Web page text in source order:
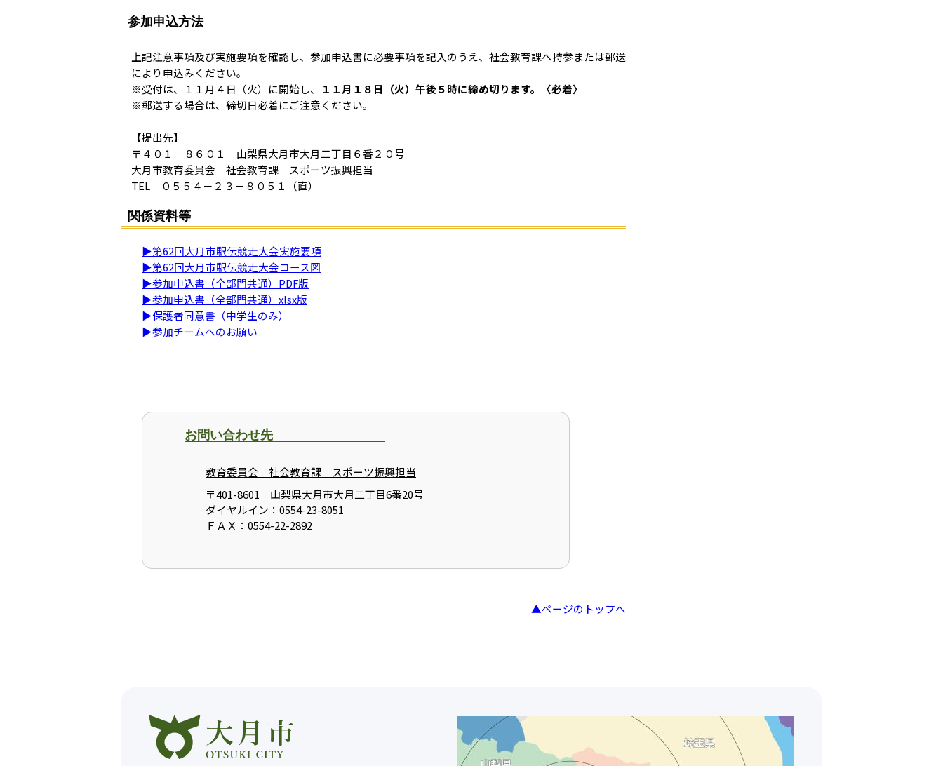
参加申込方法
上記注意事項及び実施要項を確認し、参加申込書に必要事項を記入のうえ、社会教育課へ持参または郵送
により申込みください。
※受付は、１１月４日（火）に開始し、
１１月１８日（火）午後５時に締め切ります。〈必着〉
※郵送する場合は、締切日必着にご注意ください。
【提出先】
〒４０１－８６０１ 山梨県大月市大月二丁目６番２０号
大月市教育委員会 社会教育課 スポーツ振興担当
TEL ０５５４－２３－８０５１（直）
関係資料等
▶第62回大月市駅伝競走大会実施要項
▶第62回大月市駅伝競走大会コース図
▶参加申込書（全部門共通）PDF版
▶参加申込書（全部門共通）xlsx版
▶保護者同意書（中学生のみ）
▶参加チームへのお願い
お問い合わせ先
教育委員会 社会教育課 スポーツ振興担当
〒401-8601 山梨県大月市大月二丁目6番20号
ダイヤルイン：0554-23-8051
ＦＡＸ：0554-22-2892
▲ページのトップへ